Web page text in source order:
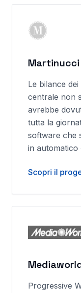
Martinucci
Le bilance
centrale non
avrebbe
tutta la
software che
in automatico
Scopri il
Progressive